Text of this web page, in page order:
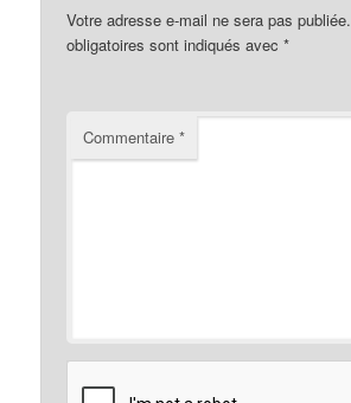
Votre adresse e-mail ne sera pas publiée.
obligatoires sont indiqués avec*
Commentaire*